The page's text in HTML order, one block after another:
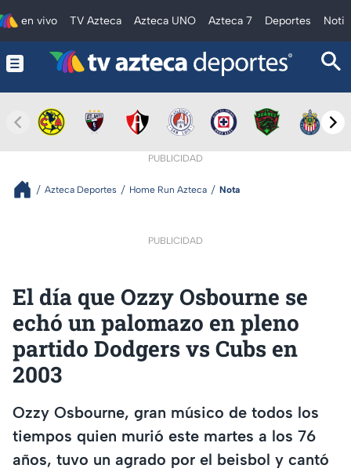
en vivo TV Azteca Azteca UNO Azteca 7 Deportes
PUBLICIDAD
Azteca Deportes Home Run Azteca Nota
PUBLICIDAD
El día que Ozzy Osbourne se
echó un palomazo en pleno
partido Dodgers vs Cubs en
2003
Ozzy Osbourne, gran músico de todos los
tiempos quien murió este martes a los 76
años, tuvo un agrado por el beisbol y cantó